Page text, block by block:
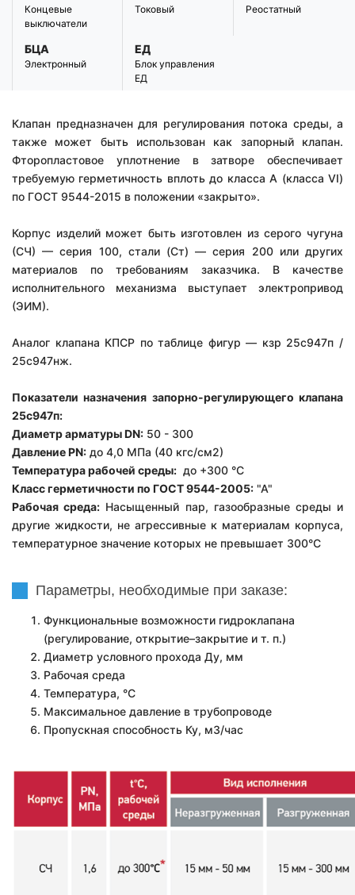
Концевые
выключатели
Токовый Реостатный
БЦА
Электронный
ЕД
Блок управления
ЕД
Клапан предназначен для регулирования потока среды, а
также может быть использован как запорный клапан.
Фторопластовое уплотнение в затворе обеспечивает
требуемую герметичность вплоть до класса А (класса VI)
по ГОСТ 9544-2015 в положении «закрыто».
Корпус изделий может быть изготовлен из серого чугуна
(СЧ) — серия 100, стали (Ст) — серия 200 или других
материалов по требованиям заказчика. В качестве
исполнительного механизма выступает электропривод
(ЭИМ).
Аналог клапана КПСР по таблице фигур — кзр 25с947п /
25с947нж.
Показатели назначения запорно-регулирующего клапана
25с947п:
Диаметр арматуры DN: 50 - 300
Давление PN: до 4,0 МПа (40 кгс/см2)
Температура рабочей среды: до +300 °С
Класс герметичности по ГОСТ 9544-2005: "А"
Рабочая среда: Насыщенный пар, газообразные среды и
другие жидкости, не агрессивные к материалам корпуса,
температурное значение которых не превышает 300°С
Параметры, необходимые при заказе:
Функциональные возможности гидроклапана
(регулирование, открытие–закрытие и т. п.)
Диаметр условного прохода Ду, мм
Рабочая среда
Температура, °С
Максимальное давление в трубопроводе
Пропускная способность Ку, м3/час